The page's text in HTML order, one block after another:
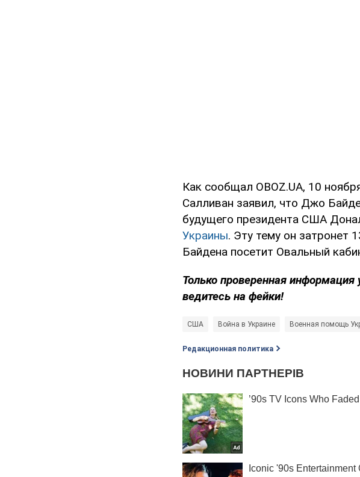
Как сообщал OBOZ.UA, 10
Салливан заявил, что Джо
будущего президента США
Украины. Эту тему он затронет
Байдена посетит Овальный
Только проверенная информация
ведитесь на фейки!
США Война в Украине Военная помощь
Редакционная политика